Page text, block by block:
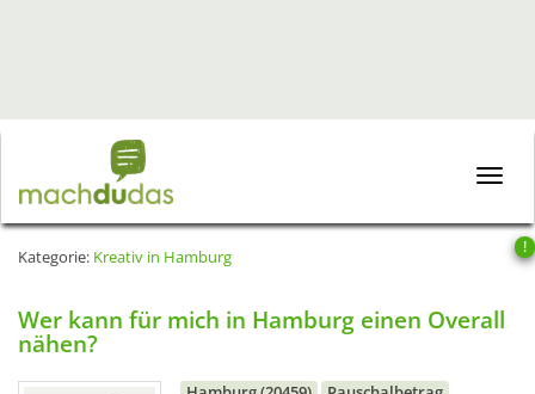
Toggle
!
Kategorie: Kreativ in Hamburg
Wer kann für mich in Hamburg einen Overall
nähen?